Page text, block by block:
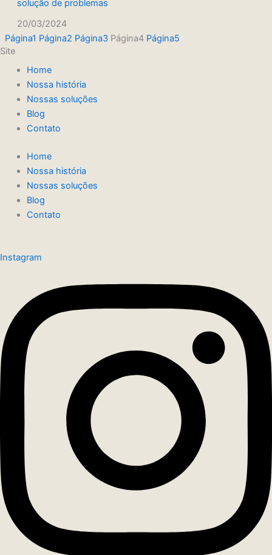
solução de problemas
20/03/2024
Página1 Página2 Página3 Página4 Página5
Site
Home
Nossa história
Nossas soluções
Blog
Contato
Home
Nossa história
Nossas soluções
Blog
Contato
Instagram